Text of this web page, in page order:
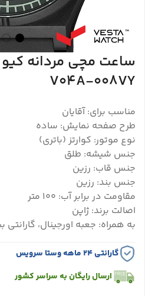
V04A-008VY
مناسب برای: آقایان
طرح صفحه نمایش: ساده
نوع موتور: کوارتز (باتری)
جنس شیشه: طلق
جنس قاب: رزین
جنس بند: رزین
مقاومت در برابر آب: ۱۰۰ متر
اصالت برند: ژاپن
به همراه: جعبه اورجینال، گارانتی
گارانتی ۲۴ ماهه وستا سرویس
ارسال رایگان به سراسر کشور